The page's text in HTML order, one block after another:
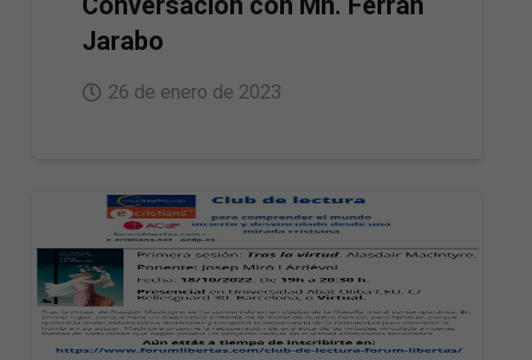
Jarabo
26 de enero de 2023